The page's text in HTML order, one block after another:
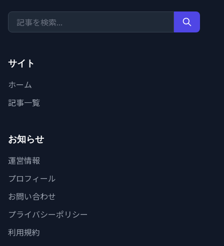
サイト
ホーム
記事一覧
お知らせ
運営情報
プロフィール
お問い合わせ
プライバシーポリシー
利用規約